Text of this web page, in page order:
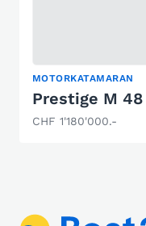
MOTORKATAMARAN
Prestige M 48
CHF 1'180'000.-